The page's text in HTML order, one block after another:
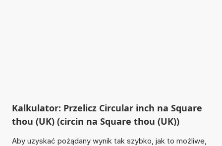
Kalkulator: Przelicz Circular inch na Square
thou (UK) (circin na Square thou (UK))
Aby uzyskać pożądany wynik tak szybko, jak to możliwe,